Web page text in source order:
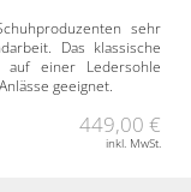
sehr
Das klassische
auf einer Ledersohle
geeignet.
449,00 €
inkl. MwSt.